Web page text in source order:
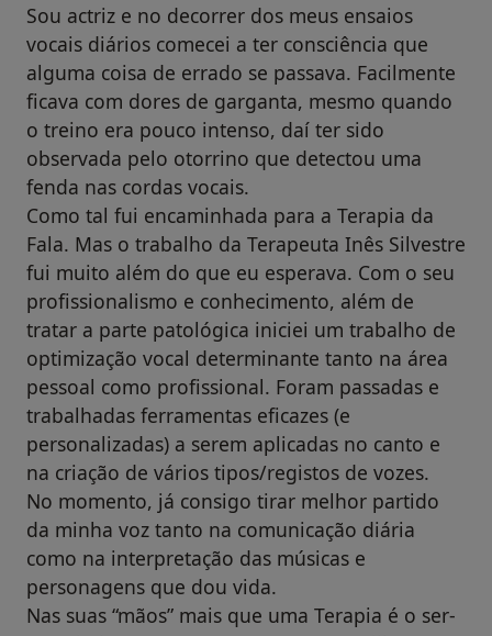
Sou actriz e no decorrer dos meus ensaios
vocais diários comecei a ter consciência que
alguma coisa de errado se passava. Facilmente
ficava com dores de garganta, mesmo quando
o treino era pouco intenso, daí ter sido
observada pelo otorrino que detectou uma
fenda nas cordas vocais.
Como tal fui encaminhada para a Terapia da
Fala. Mas o trabalho da Terapeuta Inês Silvestre
fui muito além do que eu esperava. Com o seu
profissionalismo e conhecimento, além de
tratar a parte patológica iniciei um trabalho de
optimização vocal determinante tanto na área
pessoal como profissional. Foram passadas e
trabalhadas ferramentas eficazes (e
personalizadas) a serem aplicadas no canto e
na criação de vários tipos/registos de vozes.
No momento, já consigo tirar melhor partido
da minha voz tanto na comunicação diária
como na interpretação das músicas e
personagens que dou vida.
Nas suas “mãos” mais que uma Terapia é o ser-